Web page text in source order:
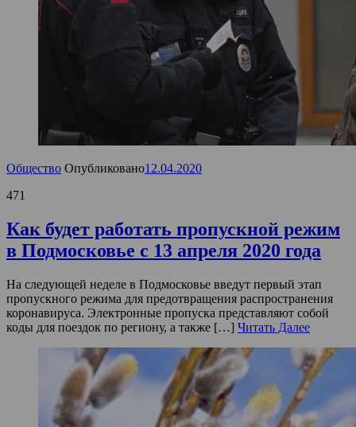
Общество Опубликовано12.04.2020
471
Как будет работать пропускной режим
в Подмосковье с 13 апреля 2020 года
На следующей неделе в Подмосковье введут первый этап
пропускного режима для предотвращения распространения
коронавируса. Электронные пропуска представляют собой
коды для поездок по региону, а также […] Читать Далее